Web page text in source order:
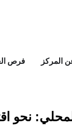
المركز فرص
لعام 2024 “تعزيز